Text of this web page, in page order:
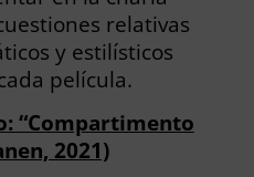
relativas
y estilísticos
película.
“Compartimento
2021)